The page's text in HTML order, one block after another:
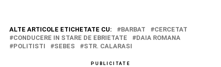
ALTE ARTICOLE ETICHETATE CU: BARBAT
CERCETAT
CONDUCERE IN STARE DE EBRIETATE
DAIA ROMANA
POLITISTI
SEBES STR. CALARASI
PUBLICITATE